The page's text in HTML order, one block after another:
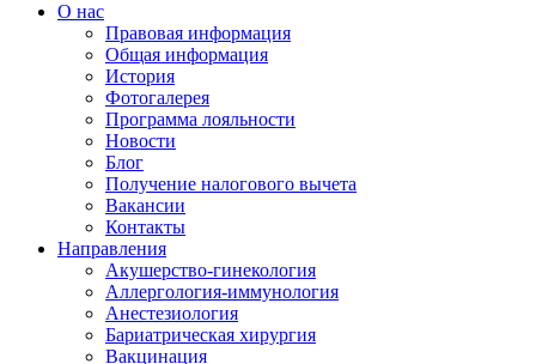
О нас
Правовая информация
Общая информация
История
Фотогалерея
Программа лояльности
Новости
Блог
Получение налогового вычета
Вакансии
Контакты
Направления
Акушерство-гинекология
Аллергология-иммунология
Анестезиология
Бариатрическая хирургия
Вакцинация